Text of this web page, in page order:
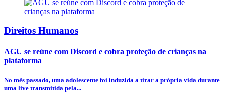
Direitos Humanos
AGU se reúne com Discord e cobra proteção de crianças na
plataforma
No mês passado, uma adolescente foi induzida a tirar a própria vida durante
uma live transmitida pela...